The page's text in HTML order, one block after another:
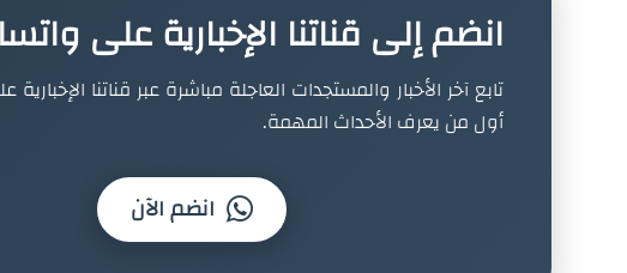
انضم إلى قناتنا الإخبارية على
تابع آخر الأخبار والمستجدات العاجلة مباشرة عبر قناتنا
أول من يعرف الأحداث المهمة.
انضم الآن